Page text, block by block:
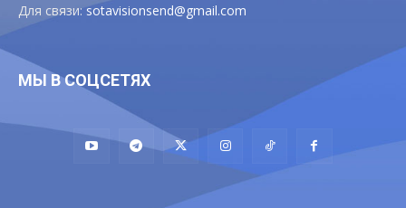
Для связи:sotavisionsend@gmail.com
МЫ В СОЦСЕТЯХ